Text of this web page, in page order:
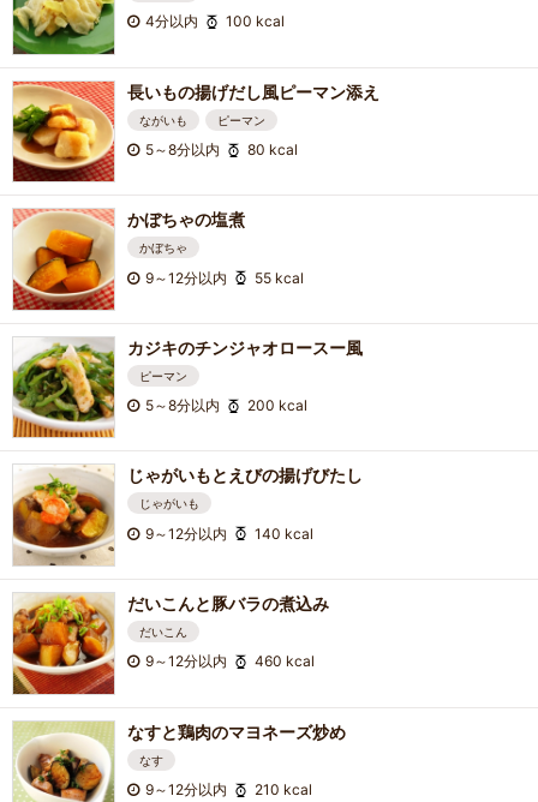
4分以内 100 kcal
長いもの揚げだし風ピーマン添え
ながいも ピーマン
5～8分以内 80 kcal
かぼちゃの塩煮
かぼちゃ
9～12分以内 55 kcal
カジキのチンジャオロースー風
ピーマン
5～8分以内 200 kcal
じゃがいもとえびの揚げびたし
じゃがいも
9～12分以内 140 kcal
だいこんと豚バラの煮込み
だいこん
9～12分以内 460 kcal
なすと鶏肉のマヨネーズ炒め
なす
9～12分以内 210 kcal